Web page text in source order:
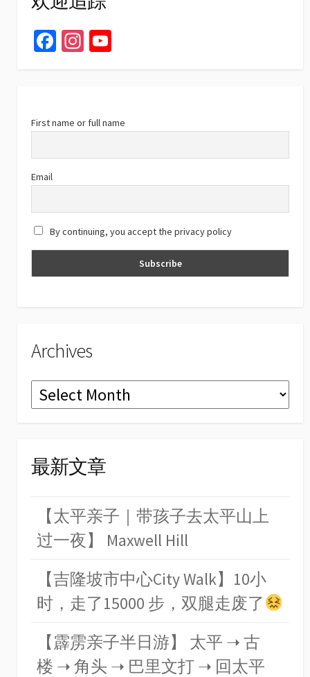
Fa
o
k
In
m b
e
a
n
el
First name or full name
Email
By continuing, you accept the privacy policy
Archives
Archives
最新文章
【太平亲子｜带孩子去太平山上
过一夜】 Maxwell Hill
【吉隆坡市中心City Walk】10小
时，走了15000 步，双腿走废了
【霹雳亲子半日游】 太平 ➝ 古
楼 ➝ 角头 ➝ 巴里文打 ➝ 回太平